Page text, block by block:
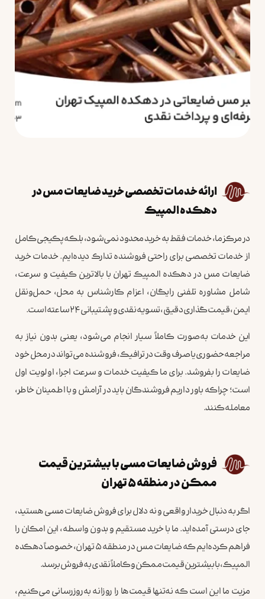
ارائه خدمات تخصصی خرید ضایعات مس در
دهکده المپیک
در مرکز ما، خدمات فقط به خرید محدود نمی‌شود، بلکه پکیجی کامل
از خدمات تخصصی برای راحتی فروشنده تدارک دیده‌ایم. خدمات خرید
ضایعات مس در دهکده المپیک تهران با بالاترین کیفیت و سرعت،
شامل مشاوره تلفنی رایگان، اعزام کارشناس به محل، حمل‌ونقل
ایمن، قیمت‌گذاری دقیق، تسویه نقدی و پشتیبانی ۲۴ ساعته است.
این خدمات به‌صورت کاملاً سیار انجام می‌شود، یعنی بدون نیاز به
مراجعه حضوری یا صرف وقت در ترافیک، فروشنده می‌تواند در محل خود
ضایعات را بفروشد. برای ما کیفیت خدمات و سرعت اجرا، اولویت اول
است؛ چراکه باور داریم فروشندگان باید در آرامش و با اطمینان خاطر،
معامله کنند.
فروش ضایعات مسی با بیشترین قیمت
ممکن در منطقه ۵ تهران
اگر به دنبال خریدار واقعی و نه دلال برای فروش ضایعات مسی هستید،
جای درستی آمده‌اید. ما با خرید مستقیم و بدون واسطه، این امکان را
فراهم کرده‌ایم که ضایعات مس در منطقه ۵ تهران، خصوصاً دهکده
المپیک، با بیشترین قیمت ممکن و کاملاً نقدی به فروش برسد.
مزیت ما این است که نه‌تنها قیمت‌ها را روزانه به‌روزرسانی می‌کنیم،